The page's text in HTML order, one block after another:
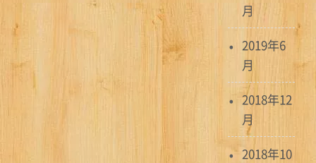
月
2019年6
月
2018年12
月
2018年10